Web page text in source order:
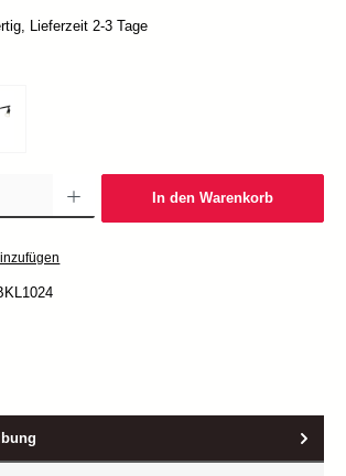
Lieferzeit 2-3 Tage
gewünschten Wert ein oder benutze die Schaltflächen um die
In den Warenkorb